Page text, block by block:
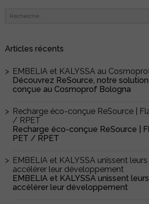
Articles récents
EMBELIA et KALYSSA au
Découvrez ReSource, notre
conçue au Cosmoprof Bologna
Recharge éco-conçue ReSource |
/ RPET
Recharge éco-conçue ReSource |
PET / RPET
EMBELIA et KALYSSA unissent
accélérer leur développement
EMBELIA et KALYSSA unissent
accélérer leur développement